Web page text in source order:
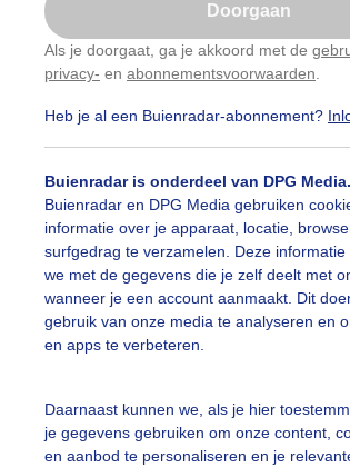
Doorgaan
Als je doorgaat, ga je akkoord met de
privacy- en abonnementsvoorwaarden
Heb je al een Buienradar-abonnement?
Buienradar is onderdeel van DPG Media.
Buienradar en DPG Media gebruiken
informatie over je apparaat, locatie,
surfgedrag te verzamelen. Deze informatie
we met de gegevens die je zelf deelt met
wanneer je een account aanmaakt. Dit
gebruik van onze media te analyseren en
en apps te verbeteren.
Daarnaast kunnen we, als je hier
je gegevens gebruiken om onze content,
en aanbod te personaliseren en je
vakantie regio Noord
Marjon Adamidis - van Geldorp Gemaakt:
Nu niet, misschien later
Gebruik je Safari en wil je niet elke dag
Klikhierom dit aan te